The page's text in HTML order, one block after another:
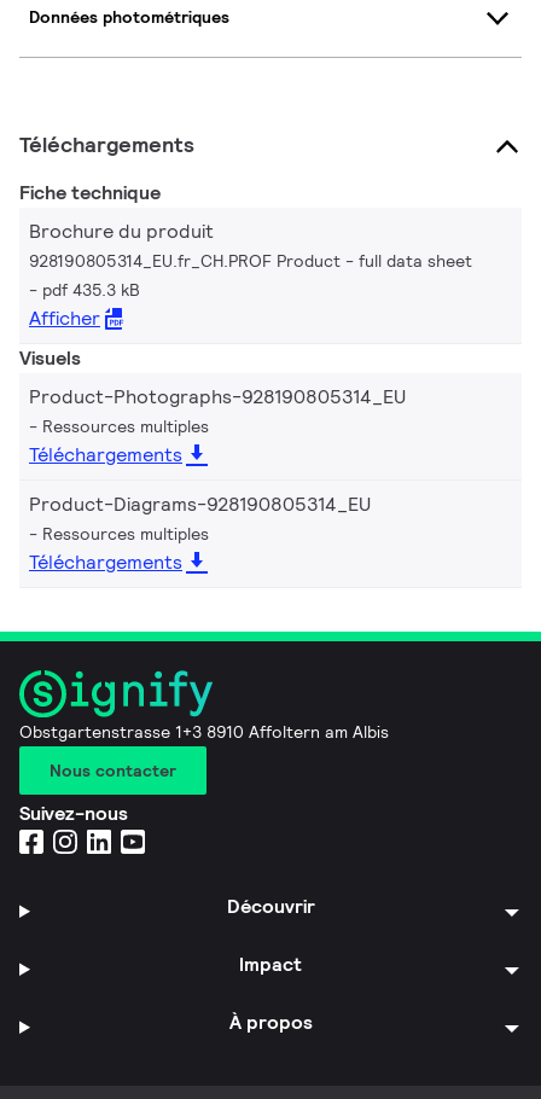
Données photométriques
Téléchargements
Fiche technique
Brochure du produit
928190805314_EU.fr_CH.PROF Product - full data sheet
pdf 435.3 kB
Afficher
Visuels
Product-Photographs-928190805314_EU
Ressources multiples
Téléchargements
Product-Diagrams-928190805314_EU
Ressources multiples
Téléchargements
Obstgartenstrasse 1+3 8910 Affoltern am Albis
Nous contacter
Suivez-nous
Découvrir
Impact
À propos